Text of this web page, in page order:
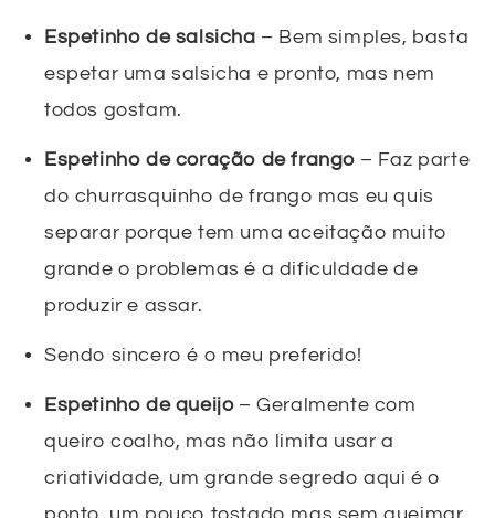
Espetinho de salsicha – Bem simples, basta
espetar uma salsicha e pronto, mas nem
todos gostam.
Espetinho de coração de frango – Faz parte
do churrasquinho de frango mas eu quis
separar porque tem uma aceitação muito
grande o problemas é a dificuldade de
produzir e assar.
Sendo sincero é o meu preferido!
Espetinho de queijo– Geralmente com
queiro coalho, mas não limita usar a
criatividade, um grande segredo aqui é o